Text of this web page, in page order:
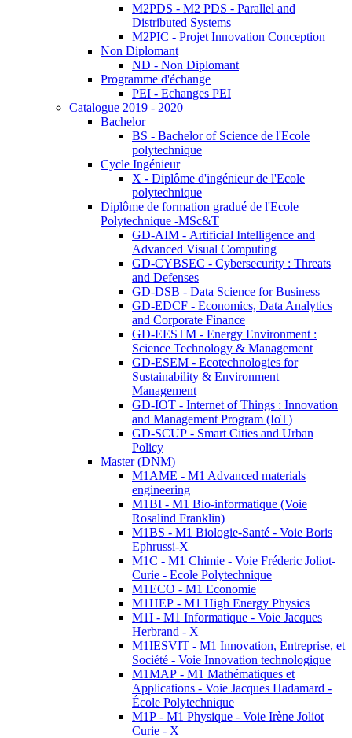
M2PDS - M2 PDS - Parallel and
Distributed Systems
M2PIC - Projet Innovation Conception
Non Diplomant
ND - Non Diplomant
Programme d'échange
PEI - Echanges PEI
Catalogue 2019 - 2020
Bachelor
BS - Bachelor of Science de l'Ecole
polytechnique
Cycle Ingénieur
X - Diplôme d'ingénieur de l'Ecole
polytechnique
Diplôme de formation gradué de l'Ecole
Polytechnique -MSc&T
GD-AIM - Artificial Intelligence and
Advanced Visual Computing
GD-CYBSEC - Cybersecurity : Threats
and Defenses
GD-DSB - Data Science for Business
GD-EDCF - Economics, Data Analytics
and Corporate Finance
GD-EESTM - Energy Environment :
Science Technology & Management
GD-ESEM - Ecotechnologies for
Sustainability & Environment
Management
GD-IOT - Internet of Things : Innovation
and Management Program (IoT)
GD-SCUP - Smart Cities and Urban
Policy
Master (DNM)
M1AME - M1 Advanced materials
engineering
M1BI - M1 Bio-informatique (Voie
Rosalind Franklin)
M1BS - M1 Biologie-Santé - Voie Boris
Ephrussi-X
M1C - M1 Chimie - Voie Fréderic Joliot-
Curie - Ecole Polytechnique
M1ECO - M1 Economie
M1HEP - M1 High Energy Physics
M1I - M1 Informatique - Voie Jacques
Herbrand - X
M1IESVIT - M1 Innovation, Entreprise, et
Société - Voie Innovation technologique
M1MAP - M1 Mathématiques et
Applications - Voie Jacques Hadamard -
École Polytechnique
M1P - M1 Physique - Voie Irène Joliot
Curie - X